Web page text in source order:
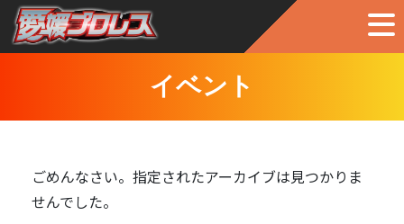
イベント
ごめんなさい。指定されたアーカイブは見つかりま
せんでした。